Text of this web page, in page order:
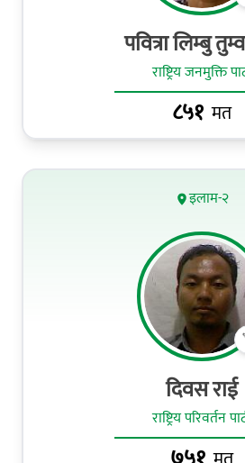
पवित्रा लिम्बु
राष्ट्रिय जनमुक्ति
८५१ मत
इलाम-२
दिवस राई
राष्ट्रिय परिवर्तन